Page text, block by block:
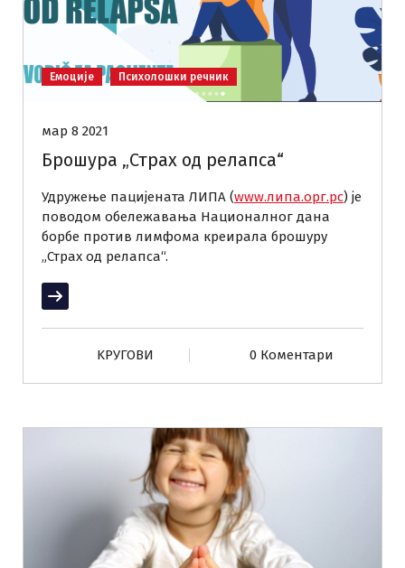
Емоције Психолошки речник
мар 8 2021
Брошура „Страх од релапса“
Удружење пацијената ЛИПА (www.липа.орг.рс) је
поводом обележавања Националног дана
борбе против лимфома креирала брошуру
„Страх од релапса“.
Прочитај више
KРУГОВИ 0 Коментари